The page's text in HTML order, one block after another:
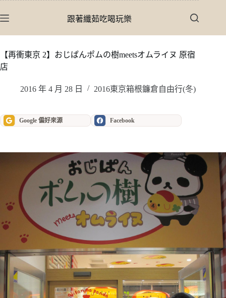
至
內
容
跟著纖茹吃喝玩樂
【再衝東京 2】おじぱんポムの樹meetsオムライヌ 原宿
店
2016 年 4 月 28 日 2016東京箱根鐮倉自由行(冬)
Google 偏好來源 Facebook